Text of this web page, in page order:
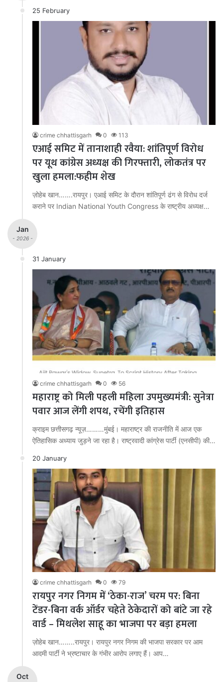
25 February
crime chhattisgarh 0 113
एआई समिट में तानाशाही रवैया: शांतिपूर्ण विरोध
पर यूथ कांग्रेस अध्यक्ष की गिरफ्तारी, लोकतंत्र पर
खुला हमला:फहीम शेख
ज़ोहेब खान…….रायपुर। एआई समिट के दौरान शांतिपूर्ण ढंग से विरोध दर्ज
कराने पर Indian National Youth Congress के राष्ट्रीय अध्यक्ष…
Jan
- 2026 -
31 January
crime chhattisgarh 0 56
महाराष्ट्र को मिली पहली महिला उपमुख्यमंत्री: सुनेत्रा
पवार आज लेंगी शपथ, रचेंगी इतिहास
क्राइम छत्तीसगढ़ न्यूज़………मुंबई। महाराष्ट्र की राजनीति में आज एक
ऐतिहासिक अध्याय जुड़ने जा रहा है। राष्ट्रवादी कांग्रेस पार्टी (एनसीपी) की…
20 January
crime chhattisgarh 0 79
रायपुर नगर निगम में ‘ठेका-राज’ चरम पर: बिना
टेंडर-बिना वर्क ऑर्डर चहेते ठेकेदारों को बांटे जा रहे
वार्ड – मिथलेश साहू का भाजपा पर बड़ा हमला
ज़ोहेब खान……..रायपुर। रायपुर नगर निगम की भाजपा सरकार पर आम
आदमी पार्टी ने भ्रष्टाचार के गंभीर आरोप लगाए हैं। आप…
Oct